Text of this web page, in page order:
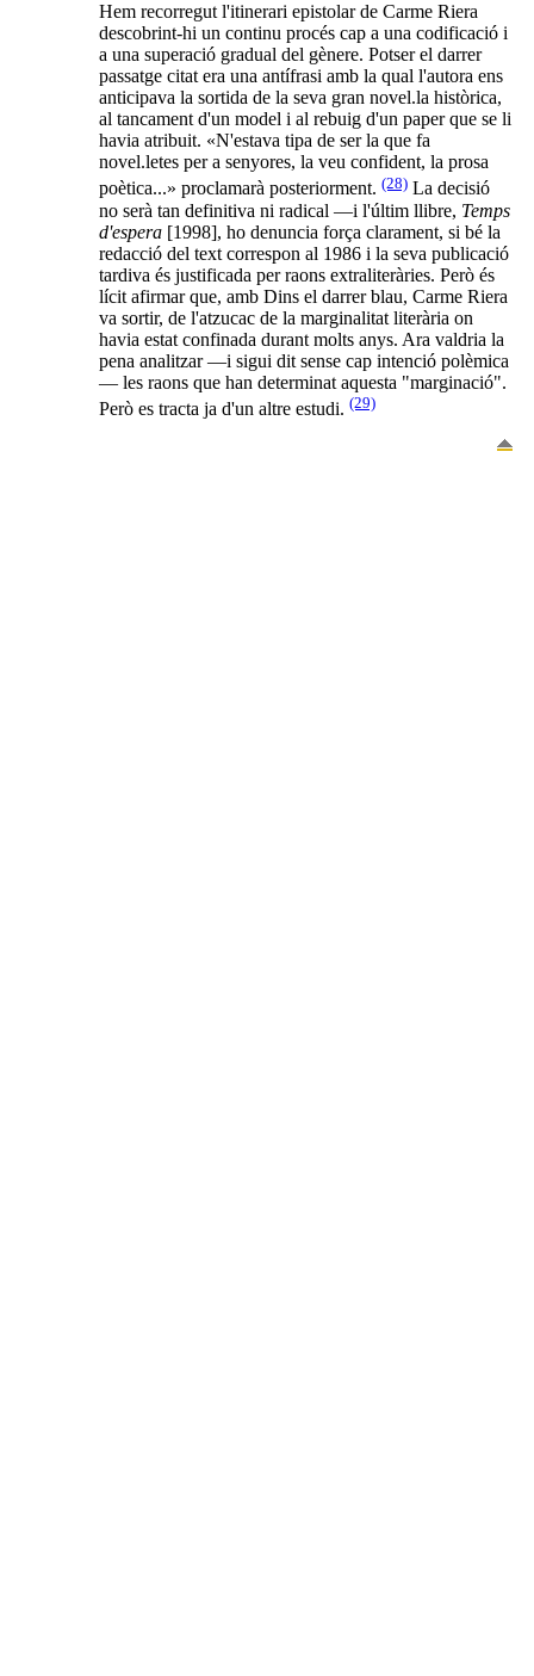
Hem recorregut l'itinerari epistolar de Carme Riera
descobrint-hi un continu procés cap a una codificació i
a una superació gradual del gènere. Potser el darrer
passatge citat era una antífrasi amb la qual l'autora ens
anticipava la sortida de la seva gran novel.la històrica,
al tancament d'un model i al rebuig d'un paper que se li
havia atribuit. «N'estava tipa de ser la que fa
novel.letes per a senyores, la veu confident, la prosa
poètica...» proclamarà posteriorment. (28) La decisió
no serà tan definitiva ni radical —i l'últim llibre, Temps
d'espera [1998], ho denuncia força clarament, si bé la
redacció del text correspon al 1986 i la seva publicació
tardiva és justificada per raons extraliteràries. Però és
lícit afirmar que, amb Dins el darrer blau, Carme Riera
va sortir, de l'atzucac de la marginalitat literària on
havia estat confinada durant molts anys. Ara valdria la
pena analitzar —i sigui dit sense cap intenció polèmica
— les raons que han determinat aquesta "marginació".
Però es tracta ja d'un altre estudi. (29)